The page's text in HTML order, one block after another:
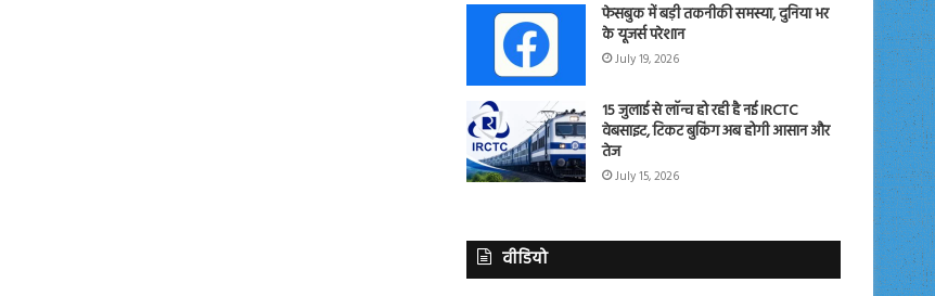
फेसबुक में बड़ी तकनीकी समस्या, दुनिया भर
के यूजर्स परेशान
July 19, 2026
15 जुलाई से लॉन्च हो रही है नई IRCTC
वेबसाइट, टिकट बुकिंग अब होगी आसान और
तेज
July 15, 2026
वीडियो